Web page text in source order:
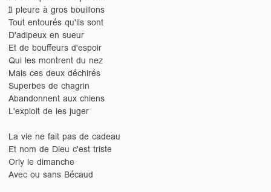
Il pleure à gros bouillons
Tout entourés qu'ils sont
D'adipeux en sueur
Et de bouffeurs d'espoir
Qui les montrent du nez
Mais ces deux déchirés
Superbes de chagrin
Abandonnent aux chiens
L'exploit de les juger
La vie ne fait pas de cadeau
Et nom de Dieu c'est triste
Orly le dimanche
Avec ou sans Bécaud